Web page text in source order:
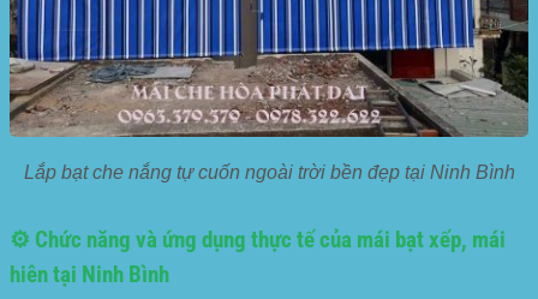
Lắp bạt che nắng tự cuốn ngoài trời bền đẹp tại Ninh Bình
⚙️ Chức năng và ứng dụng thực tế của mái bạt xếp, mái
hiên tại Ninh Bình